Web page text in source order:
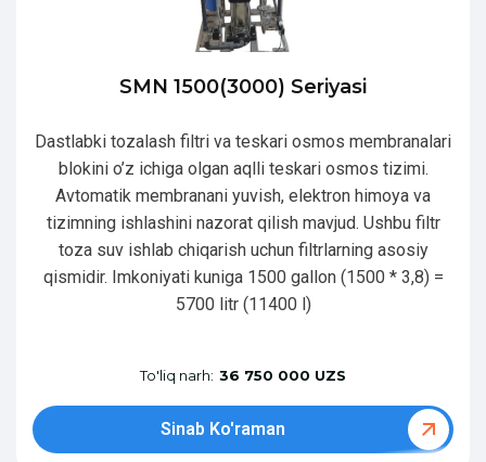
SMN 1500(3000) Seriyasi
Dastlabki tozalash filtri va teskari osmos membranalari
blokini o’z ichiga olgan aqlli teskari osmos tizimi.
Avtomatik membranani yuvish, elektron himoya va
tizimning ishlashini nazorat qilish mavjud. Ushbu filtr
toza suv ishlab chiqarish uchun filtrlarning asosiy
qismidir. Imkoniyati kuniga 1500 gallon (1500 * 3,8) =
5700 litr (11400 l)
To'liq narh: 36 750 000 UZS
Sinab Ko'raman